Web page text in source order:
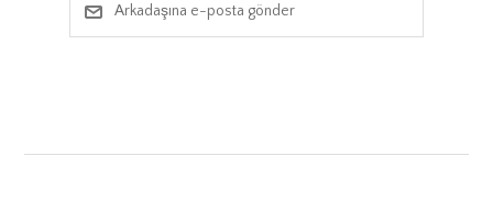
Arkadaşına e-posta gönder